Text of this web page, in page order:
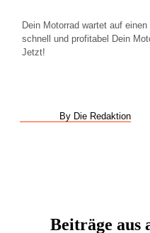
Dein Motorrad wartet auf
schnell und profitabel Dein
Jetzt!
By Die Redaktion
Beiträge aus